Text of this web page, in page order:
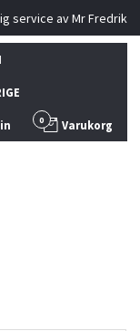
service av Mr Fredrik
0 Varukorg